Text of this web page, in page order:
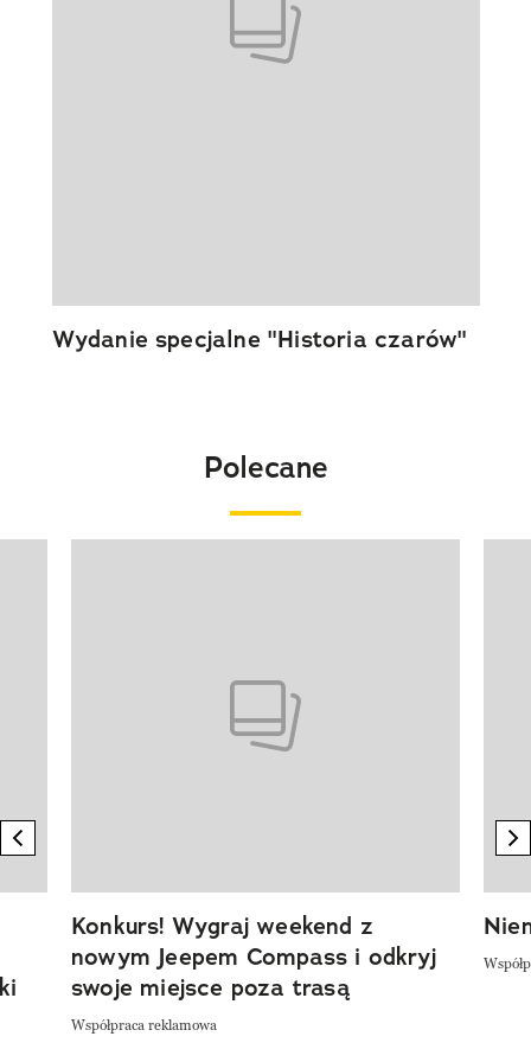
Wydanie specjalne "Historia czarów"
Polecane
previous element
Konkurs! Wygraj weekend z
nowym Jeepem Compass i odkryj
swoje miejsce poza trasą
Współpraca reklamowa